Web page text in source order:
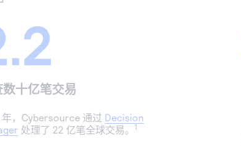
数十亿笔交易
年，Cybersource 通过 Decision
处理了 22 亿笔全球交易。 1